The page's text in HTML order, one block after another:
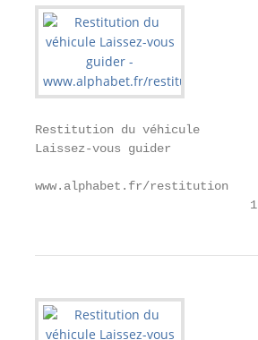
Restitution du véhicule
Laissez-vous guider
www.alphabet.fr/restitution
                              1